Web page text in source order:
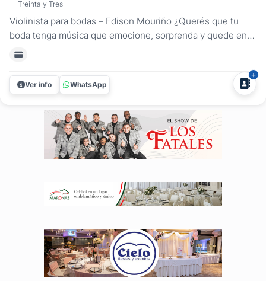
Treinta y Tres
Violinista para bodas – Edison Mouriño ¿Querés que tu
boda tenga música que emocione, sorprenda y quede en la
memoria de todos? Edison Mouriño no solo interpreta: te
adapta al estilo de tu celebración, ya sea en salón o en
chacra, con...
Ver info WhatsApp